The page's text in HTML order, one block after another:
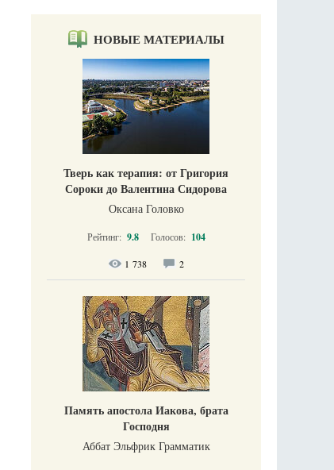
НОВЫЕ МАТЕРИАЛЫ
Тверь как терапия: от Григория
Сороки до Валентина Сидорова
Оксана Головко
Рейтинг: 9.8 Голосов: 104
1 738 2
Память апостола Иакова, брата
Господня
Аббат Эльфрик Грамматик